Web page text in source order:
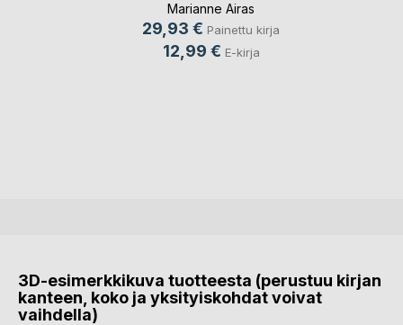
Marianne Airas
29,93 € Painettu kirja
12,99 € E-kirja
3D-esimerkkikuva tuotteesta (perustuu kirjan
kanteen, koko ja yksityiskohdat voivat
vaihdella)